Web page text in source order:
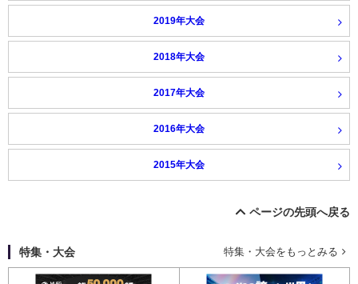
2019年大会
2018年大会
2017年大会
2016年大会
2015年大会
ページの先頭へ戻る
特集・大会 特集・大会をもっとみる